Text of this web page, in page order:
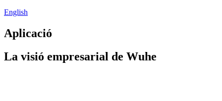
English
Aplicació
La visió empresarial de Wuhe